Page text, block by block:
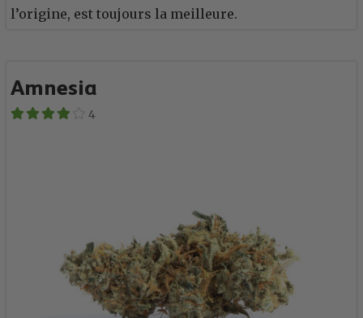
l’origine, est toujours la meilleure.
Amnesia
4